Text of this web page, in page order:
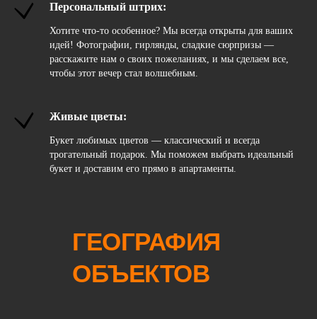
Персональный штрих:
Хотите что-то особенное? Мы всегда открыты для ваших
идей! Фотографии, гирлянды, сладкие сюрпризы —
расскажите нам о своих пожеланиях, и мы сделаем все,
чтобы этот вечер стал волшебным.
Живые цветы:
Букет любимых цветов — классический и всегда
трогательный подарок. Мы поможем выбрать идеальный
букет и доставим его прямо в апартаменты.
ГЕОГРАФИЯ
ОБЪЕКТОВ